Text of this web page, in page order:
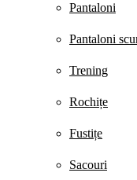
Pantaloni
Pantaloni
Trening
Rochițe
Fustițe
Sacouri